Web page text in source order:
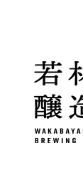
信濃毎
ました